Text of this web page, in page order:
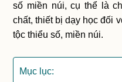
số miền núi, cụ thể là
chất, thiết bị dạy học đối
tộc thiểu số, miền núi.
Mục lục: